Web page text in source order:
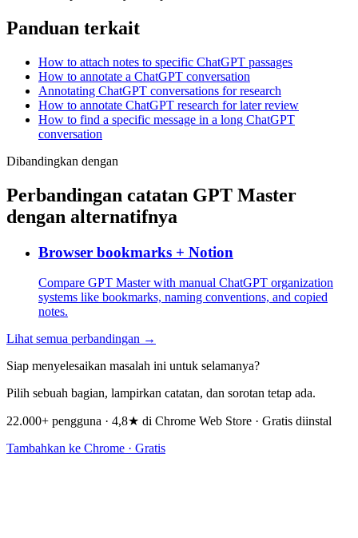
Panduan terkait
How to attach notes to specific ChatGPT passages
How to annotate a ChatGPT conversation
Annotating ChatGPT conversations for research
How to annotate ChatGPT research for later review
How to find a specific message in a long ChatGPT
conversation
Dibandingkan dengan
Perbandingan catatan GPT Master
dengan alternatifnya
Browser bookmarks + Notion
Compare GPT Master with manual ChatGPT organization
systems like bookmarks, naming conventions, and copied
notes.
Lihat semua perbandingan →
Siap menyelesaikan masalah ini untuk selamanya?
Pilih sebuah bagian, lampirkan catatan, dan sorotan tetap ada.
22.000+ pengguna · 4,8★ di Chrome Web Store · Gratis diinstal
Tambahkan ke Chrome · Gratis